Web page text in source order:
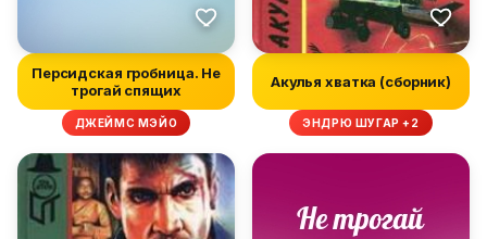
Персидская гробница. Не
трогай спящих
ДЖЕЙМС МЭЙО
Акулья хватка (сборник)
ЭНДРЮ ШУГАР +2